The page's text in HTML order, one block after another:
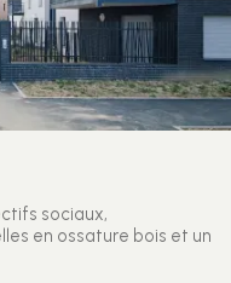
sociaux,
en ossature bois et un